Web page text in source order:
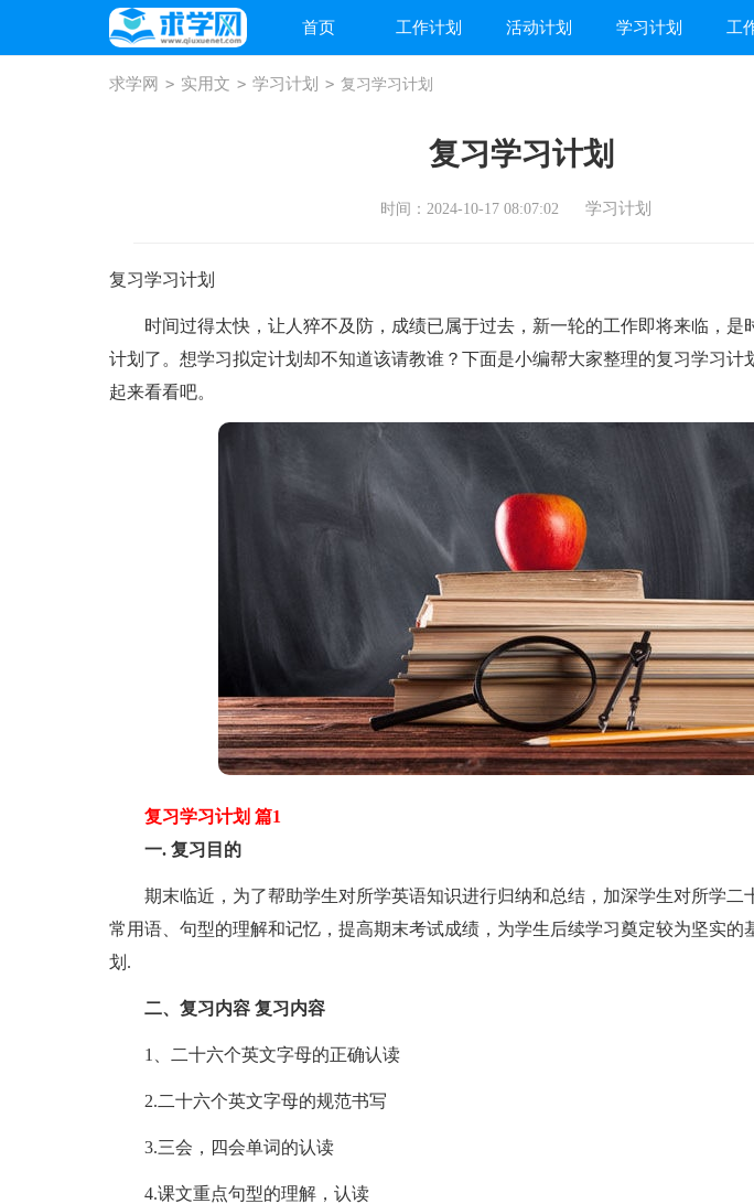
首页 工作计划 活动计划 学习计划 工
求学网 > 实用文 > 学习计划 > 复习学习计划
复习学习计划
时间：2024-10-17 08:07:02 学习计划
复习学习计划
时间过得太快，让人猝不及防，成绩已属于过去，新一轮的工作即将来临，是
计划了。想学习拟定计划却不知道该请教谁？下面是小编帮大家整理的复习学习计
起来看看吧。
复习学习计划 篇1
一. 复习目的
期末临近，为了帮助学生对所学英语知识进行归纳和总结，加深学生对所学二
常用语、句型的理解和记忆，提高期末考试成绩，为学生后续学习奠定较为坚实的
划.
二、复习内容 复习内容
1、二十六个英文字母的正确认读
2.二十六个英文字母的规范书写
3.三会，四会单词的认读
4.课文重点句型的理解，认读